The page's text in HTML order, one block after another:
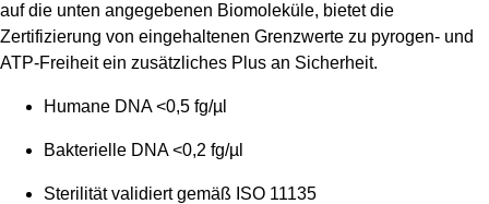
auf die unten angegebenen Biomoleküle, bietet die
Zertifizierung von eingehaltenen Grenzwerte zu pyrogen- und
ATP-Freiheit ein zusätzliches Plus an Sicherheit.
Humane DNA <0,5 fg/µl
Bakterielle DNA <0,2 fg/µl
Sterilität validiert gemäß ISO 11135